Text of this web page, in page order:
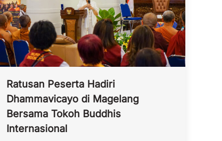
Ratusan Peserta Hadiri
Dhammavicayo di Magelang
Bersama Tokoh Buddhis
Internasional